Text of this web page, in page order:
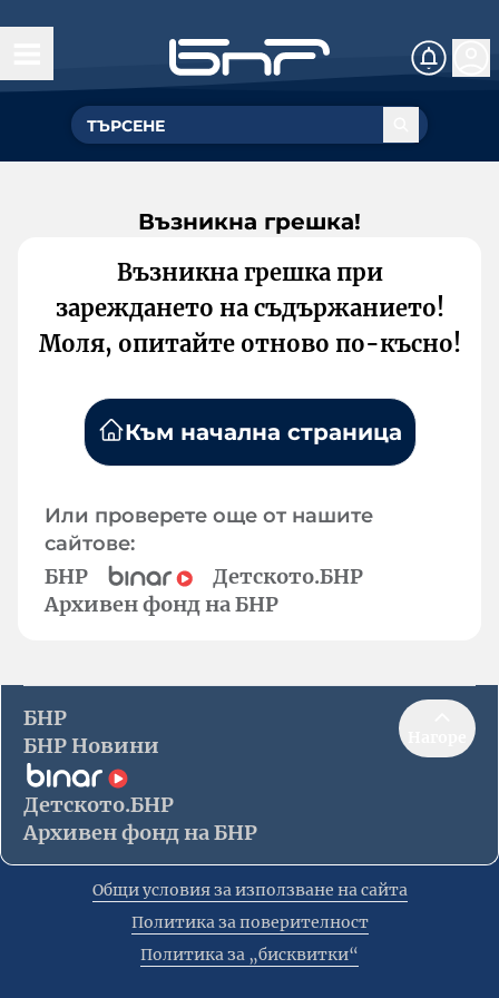
Възникна грешка!
Възникна грешка при
зареждането на съдържанието!
Моля, опитайте отново по-късно!
Към начална страница
Или проверете още от нашите
сайтове:
БНР
Детското.БНР
Архивен фонд на БНР
БНР
БНР Новини
Детското.БНР
Архивен фонд на БНР
Общи условия за използване на сайта
Политика за поверителност
Политика за „бисквитки“